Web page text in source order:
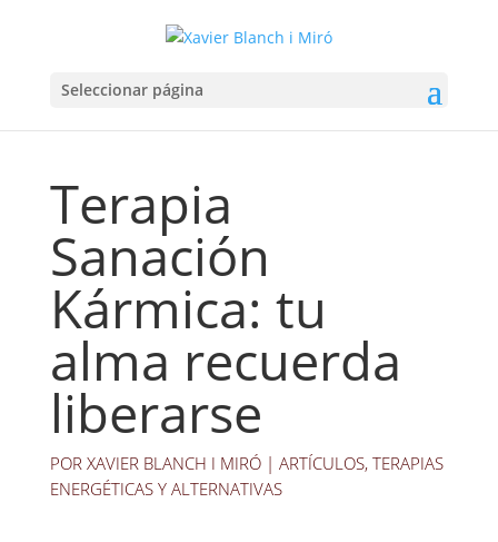
Seleccionar página
Terapia
Sanación
Kármica: tu
alma recuerda
liberarse
POR XAVIER BLANCH I MIRÓ| ARTÍCULOS, TERAPIAS
ENERGÉTICAS Y ALTERNATIVAS